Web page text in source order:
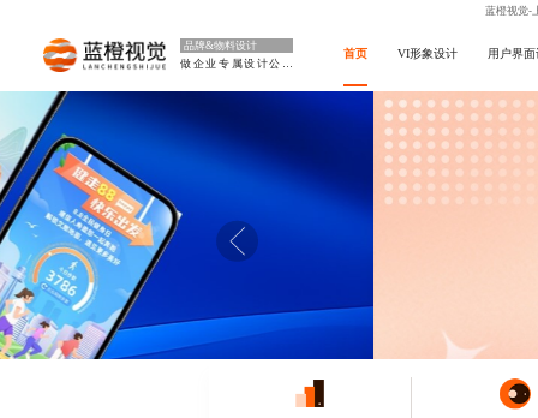
蓝橙视觉-
品牌&物料设计
做企业专属设计公司
首页 VI形象设计 用户界面